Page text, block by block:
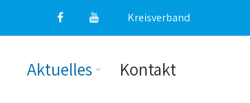
Kreisverband
Aktuelles Kontakt